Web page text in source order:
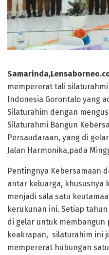
mempererat tali
Indonesia Gorontalo yang
Silaturahim dengan
Silaturahmi Bangun
Persaudaraan, yang di
Jalan Harmonika,pada
Pentingnya Kebersamaan
antar keluarga, khususnya
menjadi sala satu
kerukunan ini. Setiap
di gelar untuk membangun
keakrapan, silaturahim ini
mempererat hubungan